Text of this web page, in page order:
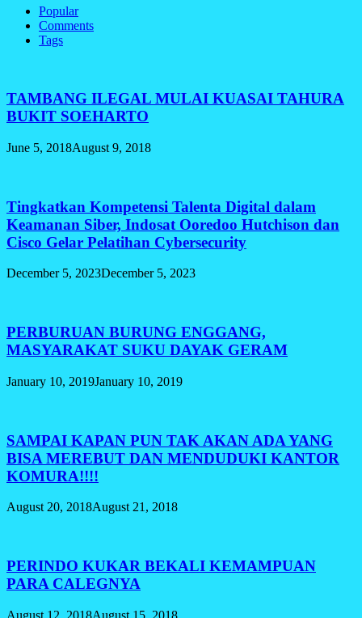
Popular
Comments
Tags
TAMBANG ILEGAL MULAI KUASAI TAHURA
BUKIT SOEHARTO
June 5, 2018August 9, 2018
Tingkatkan Kompetensi Talenta Digital dalam
Keamanan Siber, Indosat Ooredoo Hutchison dan
Cisco Gelar Pelatihan Cybersecurity
December 5, 2023December 5, 2023
PERBURUAN BURUNG ENGGANG,
MASYARAKAT SUKU DAYAK GERAM
January 10, 2019January 10, 2019
SAMPAI KAPAN PUN TAK AKAN ADA YANG
BISA MEREBUT DAN MENDUDUKI KANTOR
KOMURA!!!!
August 20, 2018August 21, 2018
PERINDO KUKAR BEKALI KEMAMPUAN
PARA CALEGNYA
August 12, 2018August 15, 2018